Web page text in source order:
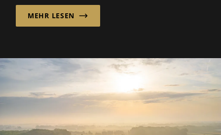
GmbH...
MEHR LESEN